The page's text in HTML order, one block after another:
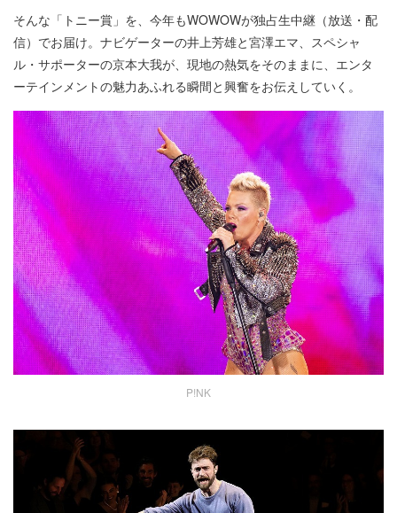
そんな「トニー賞」を、今年もWOWOWが独占生中継（放送・配
信）でお届け。ナビゲーターの井上芳雄と宮澤エマ、スペシャ
ル・サポーターの京本大我が、現地の熱気をそのままに、エンタ
ーテインメントの魅力あふれる瞬間と興奮をお伝えしていく。
P!NK